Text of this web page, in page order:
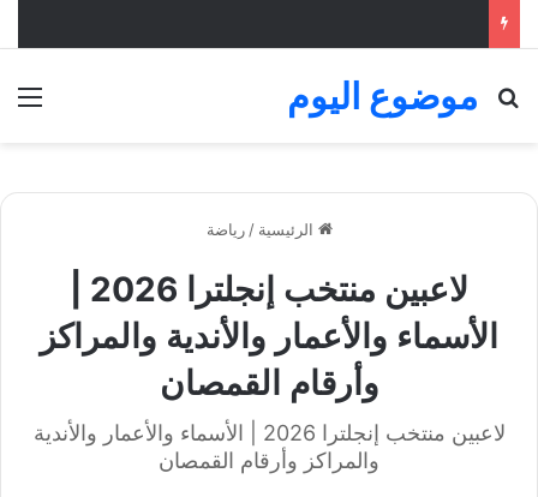
موضوع اليوم
بحث عن
الرئيسية / رياضة
الأسماء والأعمار والأندية والمراكز
وأرقام القمصان
لاعبين منتخب إنجلترا 2026 | الأسماء والأعمار والأندية
والمراكز وأرقام القمصان